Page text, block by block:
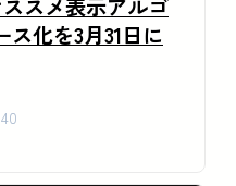
ス化を3月31日に